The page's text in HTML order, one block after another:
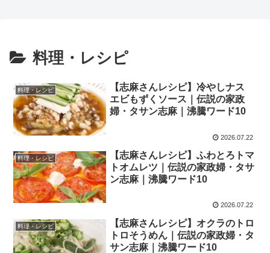
料理・レシピ
料理・レシピ
【志麻さんレシピ】冷やしナス
エビもずくソース｜伝説の家政
婦・タサン志麻｜沸騰ワード10
2026.07.22
料理・レシピ
【志麻さんレシピ】ふわとろトマ
トオムレツ｜伝説の家政婦・タサ
ン志麻｜沸騰ワード10
2026.07.22
料理・レシピ
【志麻さんレシピ】オクラのトロ
トロそうめん｜伝説の家政婦・タ
サン志麻｜沸騰ワード10